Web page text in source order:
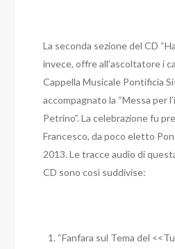
La seconda sezione del CD
invece, offre all’ascoltatore i
Cappella Musicale Pontificia
accompagnato la “Messa per
Petrino”. La celebrazione fu
Francesco, da poco eletto
2013. Le tracce audio di
CD sono così suddivise:
“Fanfara sul Tema del